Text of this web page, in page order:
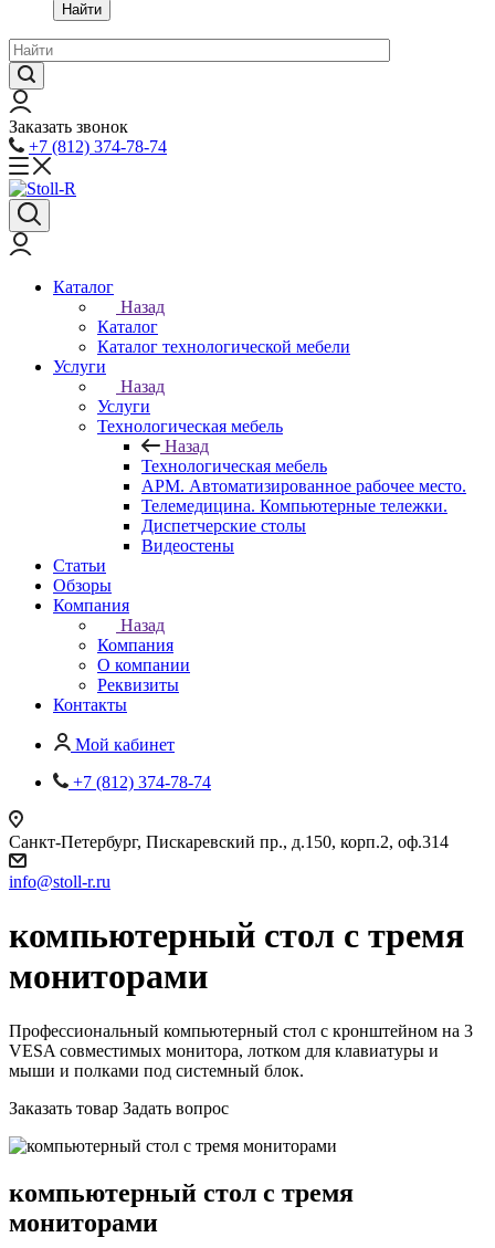
Найти
Заказать звонок
+7 (812) 374-78-74
Каталог
Назад
Каталог
Каталог технологической мебели
Услуги
Назад
Услуги
Технологическая мебель
Назад
Технологическая мебель
АРМ. Автоматизированное рабочее место.
Телемедицина. Компьютерные тележки.
Диспетчерские столы
Видеостены
Статьи
Обзоры
Компания
Назад
Компания
О компании
Реквизиты
Контакты
Мой кабинет
+7 (812) 374-78-74
Санкт-Петербург, Пискаревский пр., д.150, корп.2, оф.314
info@stoll-r.ru
компьютерный стол с тремя
мониторами
Профессиональный компьютерный стол с кронштейном на 3
VESA совместимых монитора, лотком для клавиатуры и
мыши и полками под системный блок.
Заказать товар Задать вопрос
компьютерный стол с тремя
мониторами